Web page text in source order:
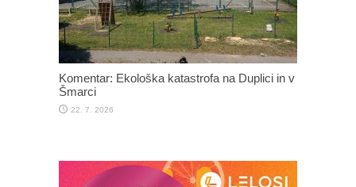
Komentar: Ekološka katastrofa na Duplici in v
Šmarci
22. 7. 2026